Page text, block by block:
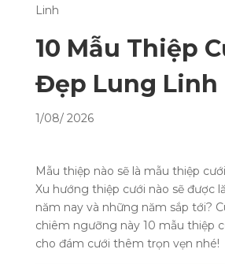
Linh
10 Mẫu Thiệp
Đẹp Lung Linh
1/08/ 2026
Mẫu thiệp nào sẽ là mẫu thiệp
Xu hướng thiệp cưới nào sẽ được
năm nay và những năm sắp tới?
chiêm ngưỡng này 10 mẫu thiệp
cho đám cưới thêm trọn vẹn nhé!